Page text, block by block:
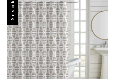
Sin stock